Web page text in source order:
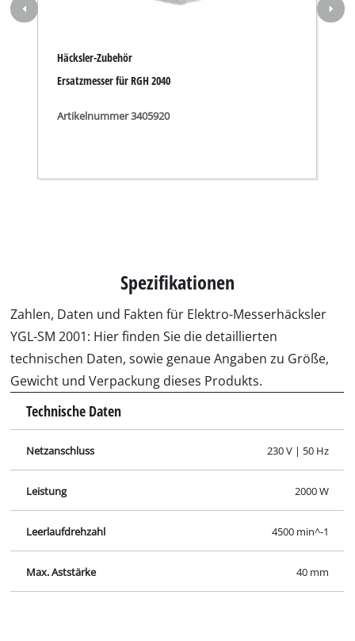
Häcksler-Zubehör
Ersatzmesser für RGH 2040
Artikelnummer 3405920
Spezifikationen
Zahlen, Daten und Fakten für Elektro-Messerhäcksler
YGL-SM 2001: Hier finden Sie die detaillierten
technischen Daten, sowie genaue Angaben zu Größe,
Gewicht und Verpackung dieses Produkts.
Technische Daten
Netzanschluss 230 V | 50 Hz
Leistung 2000 W
Leerlaufdrehzahl 4500 min^-1
Max. Aststärke 40 mm